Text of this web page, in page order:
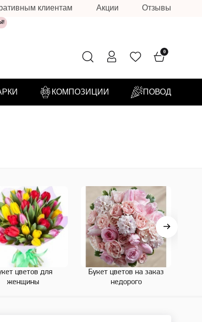
клиентам Акции Отзывы
0
КОМПОЗИЦИИ ПОВОД
цветов для
женщины
Букет цветов на заказ
недорого